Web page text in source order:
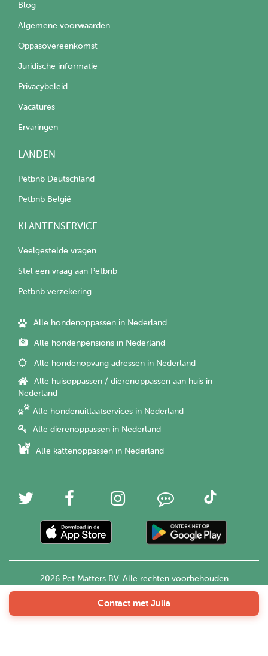
Contact met Julia
Blog
Algemene voorwaarden
Oppasovereenkomst
Juridische informatie
Privacybeleid
Vacatures
Ervaringen
LANDEN
Petbnb Deutschland
Petbnb België
KLANTENSERVICE
Veelgestelde vragen
Stel een vraag aan Petbnb
Petbnb verzekering
Alle hondenoppassen in Nederland
Alle hondenpensions in Nederland
Alle hondenopvang adressen in Nederland
Alle huisoppassen / dierenoppassen aan huis in
Nederland
Alle hondenuitlaatservices in Nederland
Alle dierenoppassen in Nederland
Alle kattenoppassen in Nederland
2026 Pet Matters BV. Alle rechten voorbehouden